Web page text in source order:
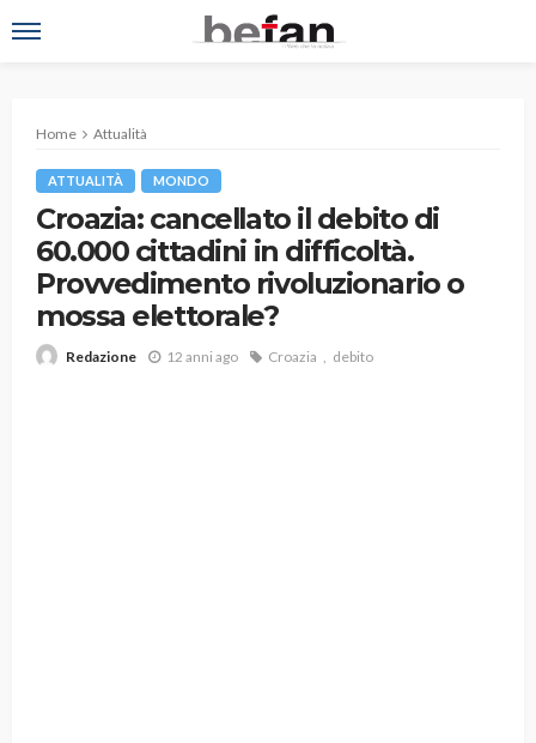
Home Attualità
ATTUALITÀ MONDO
Croazia: cancellato il debito di
60.000 cittadini in difficoltà.
Provvedimento rivoluzionario o
mossa elettorale?
Redazione 12 anni ago Croazia debito